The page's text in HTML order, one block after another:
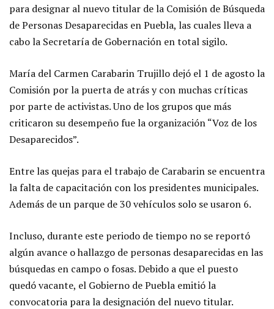
para designar al nuevo titular de la Comisión de Búsqueda
de Personas Desaparecidas en Puebla, las cuales lleva a
cabo la Secretaría de Gobernación en total sigilo.
María del Carmen Carabarin Trujillo dejó el 1 de agosto la
Comisión por la puerta de atrás y con muchas críticas
por parte de activistas. Uno de los grupos que más
criticaron su desempeño fue la organización “Voz de los
Desaparecidos”.
Entre las quejas para el trabajo de Carabarin se encuentra
la falta de capacitación con los presidentes municipales.
Además de un parque de 30 vehículos solo se usaron 6.
Incluso, durante este periodo de tiempo no se reportó
algún avance o hallazgo de personas desaparecidas en las
búsquedas en campo o fosas. Debido a que el puesto
quedó vacante, el Gobierno de Puebla emitió la
convocatoria para la designación del nuevo titular.